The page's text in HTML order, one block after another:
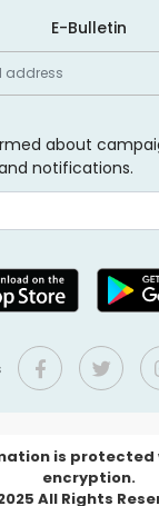
E-Bulletin
about
notifications.
is protected
encryption.
All Rights